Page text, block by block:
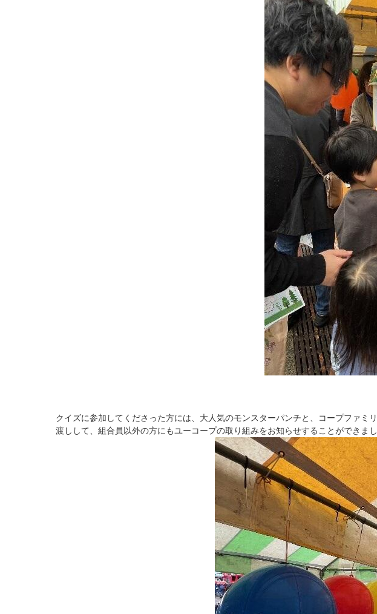
クイズに参加してくださった方には、大人気のモンスターパンチと、コープファ
渡しして、組合員以外の方にもユーコープの取り組みをお知らせすることができまし